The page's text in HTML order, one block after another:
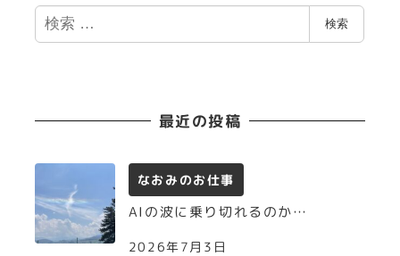
検
索
検索
最近の投稿
なおみのお仕事
AIの波に乗り切れるのか…
2026年7月3日